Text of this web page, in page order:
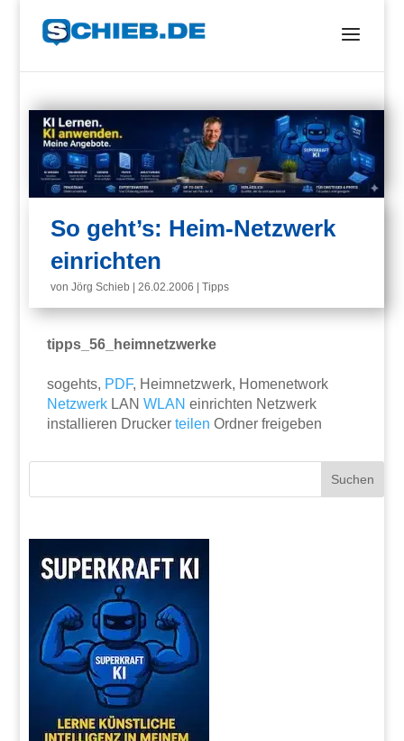
So geht’s: Heim-Netzwerk
einrichten
vonJörg Schieb |26.02.2006 |Tipps
tipps_56_heimnetzwerke
sogehts, PDF, Heimnetzwerk, Homenetwork
Netzwerk LANWLAN einrichten Netzwerk
installieren Druckerteilen Ordner freigeben